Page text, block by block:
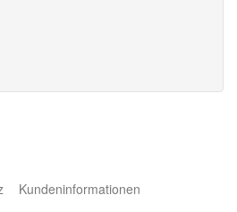
Kundeninformationen